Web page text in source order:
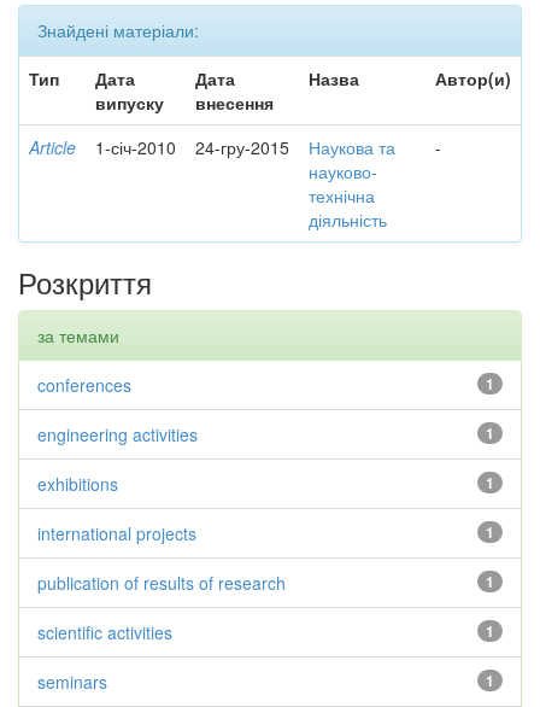
Знайдені матеріали:
Тип
Дата
випуску
Дата
внесення
Назва Автор(и)
Article 1-січ-2010 24-гру-2015
Наукова та
науково-
технічна
діяльність
-
Розкриття
за темами
1
conferences
1
engineering activities
1
exhibitions
1
international projects
1
publication of results of research
1
scientific activities
1
seminars